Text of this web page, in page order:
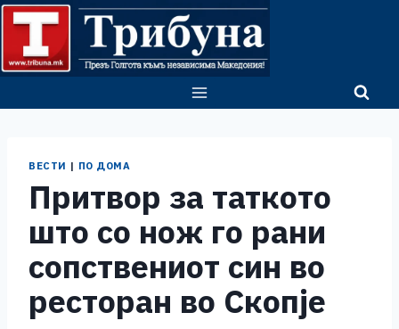
Skip
content
ВЕСТИ | ПО ДОМА
Притвор за таткото
што со нож го рани
сопствениот син во
ресторан во Скопје